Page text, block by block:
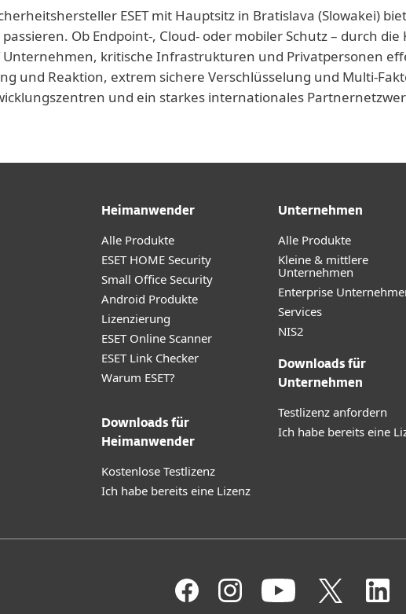
ESET mit Hauptsitz in Bratislava (Slowakei)
Ob Endpoint-, Cloud- oder mobiler Schutz – durch
Unternehmen, kritische Infrastrukturen und Privatpersonen
und Reaktion, extrem sichere Verschlüsselung und Multi-
und ein starkes internationales
Heimanwender
Alle Produkte
ESET HOME Security
Small Office Security
Android Produkte
Lizenzierung
ESET Online Scanner
ESET Link Checker
Warum ESET?
Downloads für
Heimanwender
Kostenlose Testlizenz
Ich habe bereits eine Lizenz
Unternehmen
Alle Produkte
Kleine & mittlere
Unternehmen
Enterprise
Services
NIS2
Downloads für
Unternehmen
Testlizenz anfordern
Ich habe bereits eine